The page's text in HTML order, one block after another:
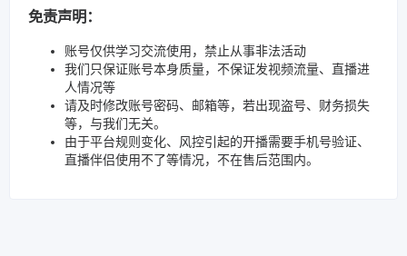
免责声明：
账号仅供学习交流使用，禁止从事非法活动
我们只保证账号本身质量，不保证发视频流量、直播进
人情况等
请及时修改账号密码、邮箱等，若出现盗号、财务损失
等，与我们无关。
由于平台规则变化、风控引起的开播需要手机号验证、
直播伴侣使用不了等情况，不在售后范围内。